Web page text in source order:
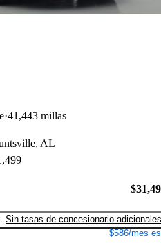
41,443 millas
AL
Sin tasas de concesionario adicionales
$586/mes